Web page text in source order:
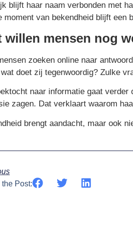
blijft haar naam verbonden met
moment van bekendheid blijft een
willen mensen nog
zoeken online naar
doet zij tegenwoordig? Zulke
naar informatie gaat
zagen. Dat verklaart waarom
brengt aandacht, maar ook
the Post: